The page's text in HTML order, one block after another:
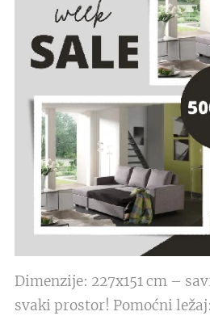
Dimenzije: 227x151 cm –
svaki prostor! Pomoćni